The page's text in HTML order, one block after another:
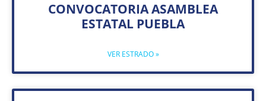
CONVOCATORIA ASAMBLEA
ESTATAL PUEBLA
VER ESTRADO »